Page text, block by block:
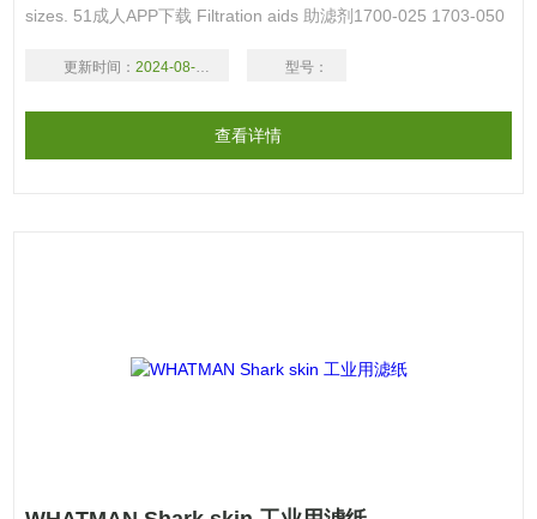
sizes. 51成人APP下载 Filtration aids 助滤剂1700-025 1703-050
更新时间： 2024-08-17 型号：
查看详情